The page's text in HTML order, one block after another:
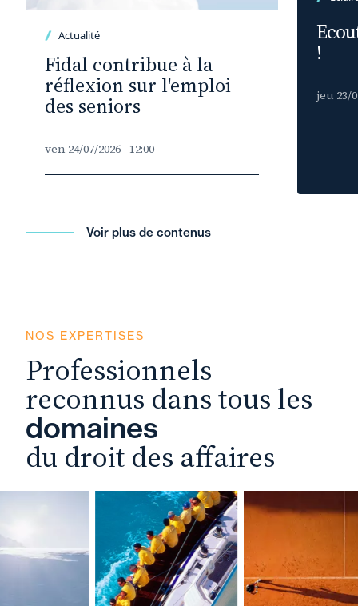
Actualité
Fidal contribue à la
réflexion sur l'emploi
des seniors
ven 24/07/2026 - 12:00
!
jeu 23/
Voir plus de contenus
NOS EXPERTISES
Professionnels
reconnus dans tous les
domaines
du droit des affaires